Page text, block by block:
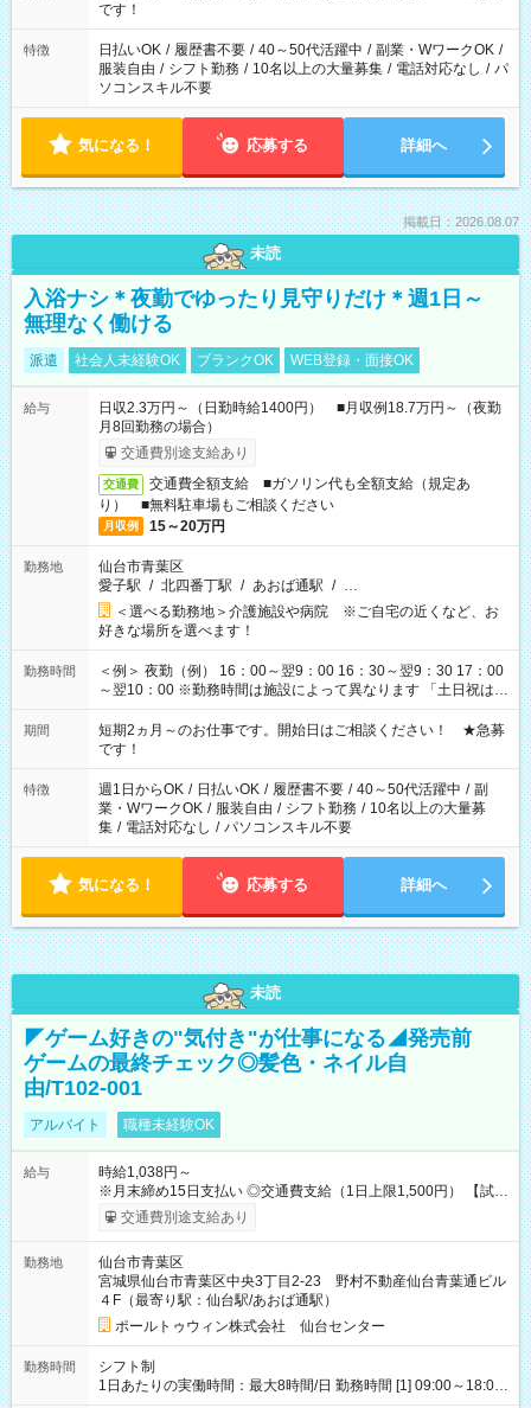
です！
特徴 日払いOK / 履歴書不要 / 40～50代活躍中 / 副業・WワークOK /
服装自由 / シフト勤務 / 10名以上の大量募集 / 電話対応なし / パ
ソコンスキル不要
気になる！ 応募する 詳細へ
掲載日：2026.08.07
未読
入浴ナシ＊夜勤でゆったり見守りだけ＊週1日～
無理なく働ける
派遣 社会人未経験OK ブランクOK WEB登録・面接OK
給与
日収2.3万円～（日勤時給1400円） ■月収例18.7万円～（夜勤
月8回勤務の場合）
交通費別途支給あり
交通費
交通費全額支給 ■ガソリン代も全額支給（規定あ
り） ■無料駐車場もご相談ください
月収例 15～20万円
勤務地
仙台市青葉区
愛子駅 / 北四番丁駅 / あおば通駅 / …
＜選べる勤務地＞介護施設や病院 ※ご自宅の近くなど、お
好きな場所を選べます！
勤務時間
＜例＞ 夜勤（例） 16：00～翌9：00 16：30～翌9：30 17：00
～翌10：00 ※勤務時間は施設によって異なります 「土日祝は休
みたい」 「しっかり稼ぎたい」 「もう少し遅い時間から始めた
い」など ご希望にあったお仕事をご案内いたします。 ※未経験
の方の場合は1～2ヶ月間は日中での仕事を経験いただき、 お
仕事に慣れてからの夜勤になります。 ★家庭の都合でお休みが
必要な場合も遠慮なくご相談ください。
期間
短期2ヵ月～のお仕事です。開始日はご相談ください！ ★急募
です！
特徴 週1日からOK / 日払いOK / 履歴書不要 / 40～50代活躍中 / 副
業・WワークOK / 服装自由 / シフト勤務 / 10名以上の大量募
集 / 電話対応なし / パソコンスキル不要
気になる！ 応募する 詳細へ
未読
◤ゲーム好きの"気付き"が仕事になる◢発売前
ゲームの最終チェック◎髪色・ネイル自
由/T102-001
アルバイト 職種未経験OK
給与
時給1,038円～
※月末締め15日支払い ◎交通費支給（1日上限1,500円） 【試用
期間】試用期間なし
交通費別途支給あり
勤務地
仙台市青葉区
宮城県仙台市青葉区中央3丁目2-23 野村不動産仙台青葉通ビル
４F（最寄り駅：仙台駅/あおば通駅）
ポールトゥウィン株式会社 仙台センター
勤務時間
シフト制
1日あたりの実働時間：最大8時間/日 勤務時間 [1] 09:00～18:00
[2] 10:00～19:00 [3] 10:30～19:30 最低勤務日数(週)：2日 【シ